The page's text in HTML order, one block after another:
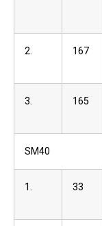
2. 167
3. 165
SM40
1. 33